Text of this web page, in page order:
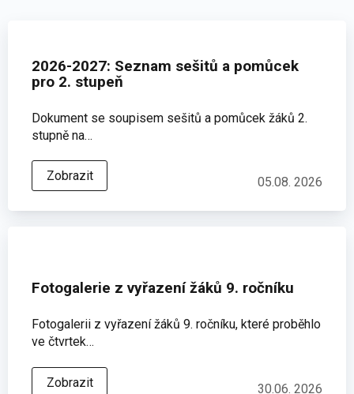
2026-2027: Seznam sešitů a pomůcek
pro 2. stupeň
Dokument se soupisem sešitů a pomůcek žáků 2.
stupně na…
Zobrazit 05.08. 2026
Fotogalerie z vyřazení žáků 9. ročníku
Fotogalerii z vyřazení žáků 9. ročníku, které proběhlo
ve čtvrtek…
Zobrazit 30.06. 2026